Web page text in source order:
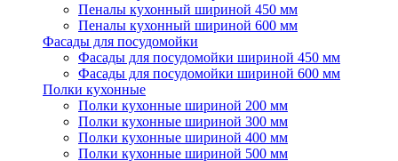
Пеналы кухонный шириной 450 мм
Пеналы кухонный шириной 600 мм
Фасады для посудомойки
Фасады для посудомойки шириной 450 мм
Фасады для посудомойки шириной 600 мм
Полки кухонные
Полки кухонные шириной 200 мм
Полки кухонные шириной 300 мм
Полки кухонные шириной 400 мм
Полки кухонные шириной 500 мм